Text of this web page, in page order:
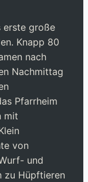
erste große
Knapp 80
nach
Nachmittag
Pfarrheim
mit
von
und
zu Hüpftieren